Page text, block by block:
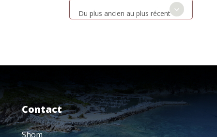
Du plus ancien au plus récent
Contact
Shom